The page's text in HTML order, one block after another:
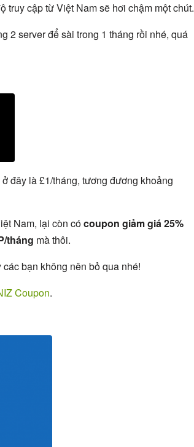
truy cập từ Việt Nam sẽ hơi chậm một chút.
2 server để sài trong 1 tháng rồi nhé, quá
đây là £1/tháng, tương đương khoảng
Nam, lại còn cócoupon giảm giá 25%
tháng mà thôi.
bạn không nên bỏ qua nhé!
Coupon.